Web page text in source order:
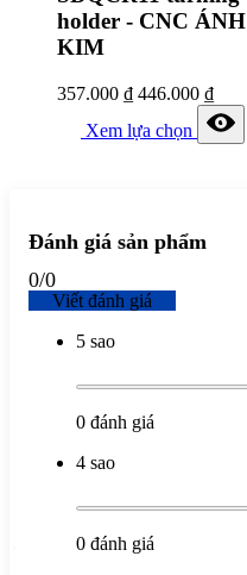
holder - CNC ÁNH
KIM
357.000 ₫ 446.000 ₫
Xem lựa chọn
Đánh giá sản phẩm
0/0
Viết đánh giá
5 sao
0 đánh giá
4 sao
0 đánh giá